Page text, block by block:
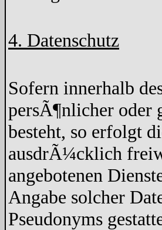
4. Datenschutz
Sofern innerhalb
persÃ¶nlicher oder
besteht, so erfolgt
ausdrÃ¼cklich
angebotenen
Angabe solcher
Pseudonyms